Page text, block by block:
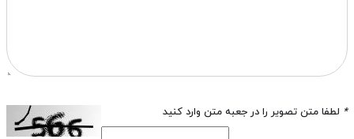
* لطفا متن تصویر را در جعبه متن وارد کنید